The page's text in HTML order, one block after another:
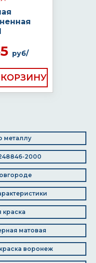
руб/
металлу
2000
краска
матовая
воронеж